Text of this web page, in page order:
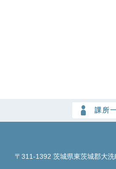
課所
〒311-1392 茨城県東茨城郡大